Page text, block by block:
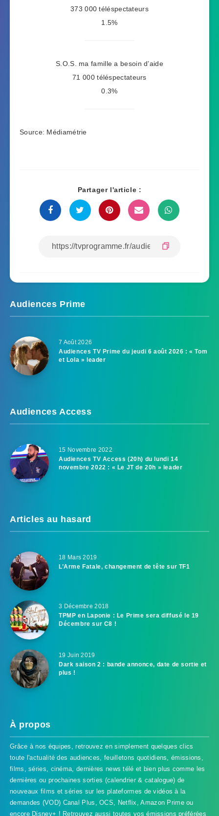
373 000 téléspectateurs
1.5%
S.O.S. ma famille a besoin d’aide
71 000 téléspectateurs
0.3%
Source: Médiamétrie
Partager l'article :
Audiences Prime
7 Août 2026
Audiences TV Prime du jeudi 6 août 2026 : « Tom
et Lola » leader
Audiences Access
15 Novembre 2022
Audiences TV Access (20h) du lundi 14
novembre 2022 : « Le JT de 20h » leader
Articles au hasard
18 Mars 2019
L’Arme Fatale, changement de tête sur TF1
3 Décembre 2018
TPMP en Laponie : Le Prime sera diffusé le 19
Décembre sur C8 !
19 Juin 2019
Dark saison 2 : bande annonce, date de sortie et
plus !
À propos
Grâce à nos équipes, retrouvez en simplement quelques clics
toute l'actualité des audiences, feuilletons quotidiens, émissions,
films, séries, cinéma, dernières news télé et bien plus comme les
dernières ou prochaines sorties (calendrier & catalogue) de
nouveaux films et séries sur les plateformes de vidéos à la
demandes (VOD) Canal Plus, OCS, Netflix, Amazon Prime ou
encore Disney+ ! Retrouvez aussi toutes vos émissions préférées